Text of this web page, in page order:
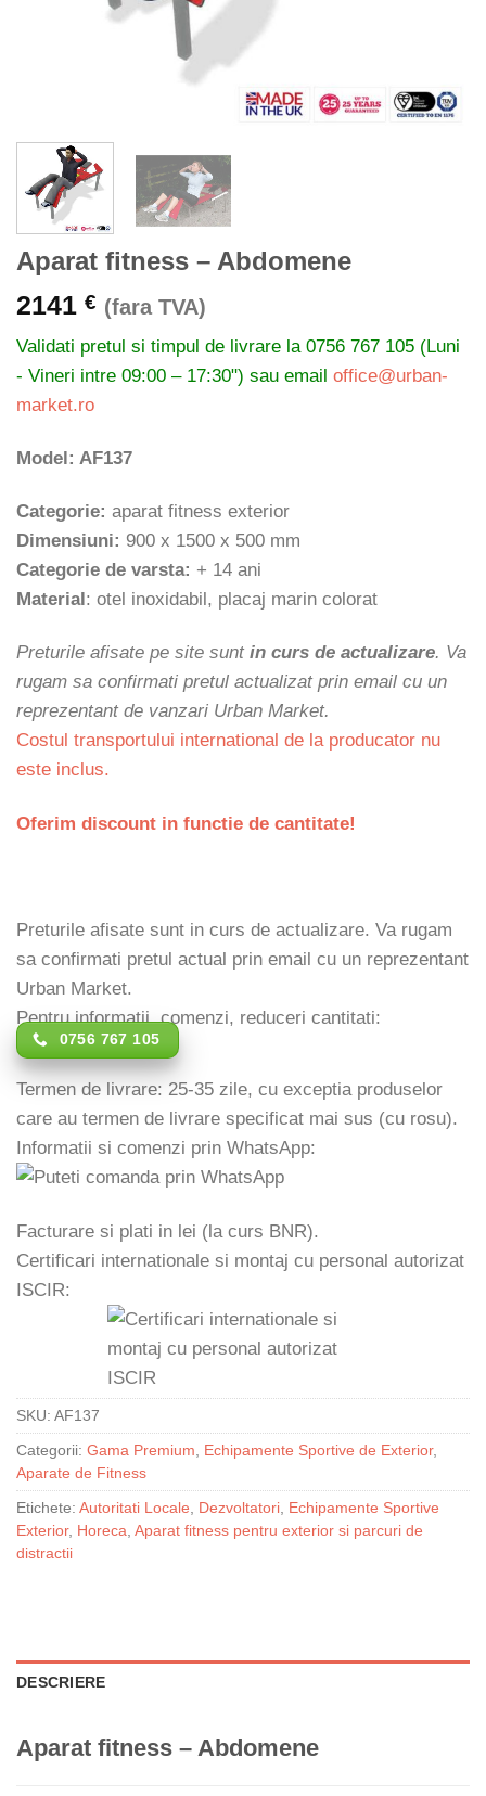
Aparat fitness – Abdomene
2141 € (fara TVA)
Validati pretul si timpul de livrare la 0756 767 105 (Luni
- Vineri intre 09:00 – 17:30") sau email office@urban-
market.ro
Model: AF137
Categorie: aparat fitness exterior
Dimensiuni: 900 x 1500 x 500 mm
Categorie de varsta: + 14 ani
Material : otel inoxidabil, placaj marin colorat
Preturile afisate pe site sunt in curs de actualizare. Va
rugam sa confirmati pretul actualizat prin email cu un
reprezentant de vanzari Urban Market.
Costul transportului international de la producator nu
este inclus.
Oferim discount in functie de cantitate!
Preturile afisate sunt in curs de actualizare. Va rugam
sa confirmati pretul actual prin email cu un reprezentant
Urban Market.
Pentru informatii, comenzi, reduceri cantitati:
0756 767 105
Termen de livrare: 25-35 zile, cu exceptia produselor
care au termen de livrare specificat mai sus (cu rosu).
Informatii si comenzi prin WhatsApp:
Facturare si plati in lei (la curs BNR).
Certificari internationale si montaj cu personal autorizat
ISCIR:
SKU: AF137
Categorii: Gama Premium Echipamente Sportive de Exterior,
Aparate de Fitness
Etichete: Autoritati Locale Dezvoltatori Echipamente Sportive
Exterior, Horeca Aparat fitness pentru exterior si parcuri de
distractii
DESCRIERE
Aparat fitness – Abdomene